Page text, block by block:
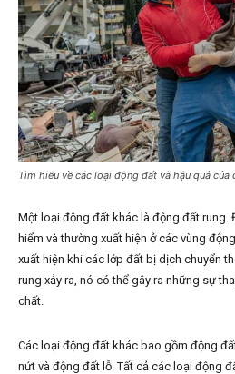
Tìm hiểu về các loại động đất và hậu quả của
Một loại động đất khác là động đất rung.
hiểm và thường xuất hiện ở các vùng
xuất hiện khi các lớp đất bị dịch chuyển
rung xảy ra, nó có thể gây ra những sự
chất.
Các loại động đất khác bao gồm động
nứt và động đất lỗ. Tất cả các loại động